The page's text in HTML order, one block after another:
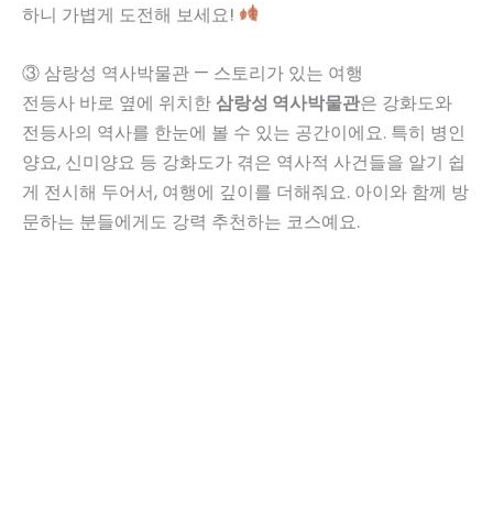
하니 가볍게 도전해 보세요!
③ 삼랑성 역사박물관 — 스토리가 있는 여행
전등사 바로 옆에 위치한삼랑성 역사박물관은 강화도와
전등사의 역사를 한눈에 볼 수 있는 공간이에요. 특히 병인
양요, 신미양요 등 강화도가 겪은 역사적 사건들을 알기 쉽
게 전시해 두어서, 여행에 깊이를 더해줘요. 아이와 함께 방
문하는 분들에게도 강력 추천하는 코스예요.